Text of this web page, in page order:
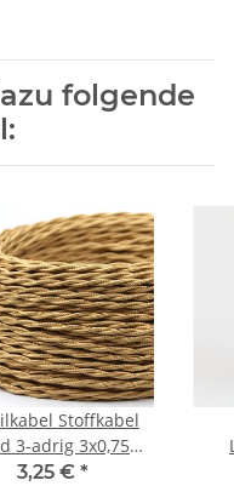
folgende
Stoffkabel
3-adrig 3x0,75
verseilt einzeln
3,25 € *